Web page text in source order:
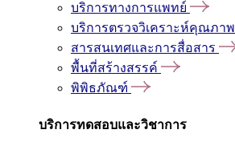
บริการทางการแพทย์
บริการตรวจวิเคราะห์คุณภาพ
สารสนเทศและการสื่อสาร
พื้นที่สร้างสรรค์
พิพิธภัณฑ์
บริการทดสอบและวิชาการ